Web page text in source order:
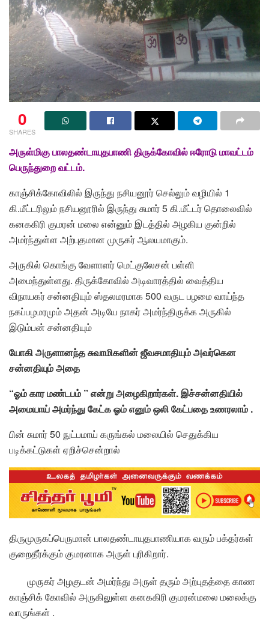
0
SHARES
அருள்மிகு பாலதண்டாயுதபாணி திருக்கோவில் ஈரோடு மாவட்டம்
பெருந்துறை வட்டம்.
காஞ்சிக்கோவிலில் இருந்து நசியனூர் செல்லும் வழியில் 1
கி.மீட்டரிலும் நசியனூரில் இருந்து சுமார் 5 கி.மீட்டர் தொலைவில்
கனககிரி குமரன் மலை என்னும் இடத்தில் அழகிய குன்றில்
அமர்ந்துள்ள அற்புதமான முருகர் ஆலயமாகும்.
அருகில் கொங்கு வேளாளர் மெட்குலேசன் பள்ளி
அமைந்துள்ளது. திருக்கோவில் அடிவாரத்தில் வைத்திய
விநாயகர் சன்னதியும் ஸ்தலமரமாக 500 வருட பழமை வாய்ந்த
நகப்பழமரமும் அதன் அடியே நாகர் அமர்ந்திருக்க அருகில்
இடும்பன் சன்னதியும்
யோகி அருளானந்த சுவாமிகளின் ஜீவசமாதியும் அவர்கென
சன்னதியும் அதை
“ஓம் கார மண்டபம் ” என்று அழைகிறார்கள். இச்சன்னதியில்
அமையாய் அமர்ந்து கேட்க ஓம் எனும் ஒலி கேட்பதை உணரலாம் .
பின் சுமார் 50 நுட்பமாய் கருங்கல் மலையில் செதுக்கிய
படிக்கட்டுகள் ஏறிச்சென்றால்
திருமுருகப்பெருமான் பாலதண்டாயுதபாணியாக வரும் பக்தர்கள்
குறைதீர்க்கும் குமரனாக அருள் புரிகிறார்.
முருகர் அழகுடன் அமர்ந்து அருள் தரும் அற்புதத்தை காண
காஞ்சிக் கோவில் அருகிலுள்ள கனககிரி குமரன்மலை மலைக்கு
வாருங்கள் .